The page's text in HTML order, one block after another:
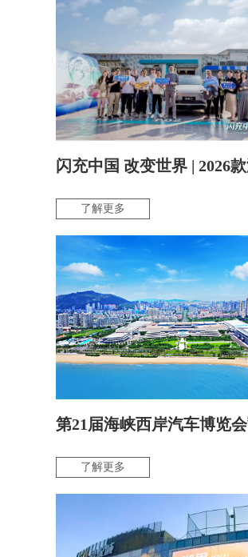
了解更多
了解更多